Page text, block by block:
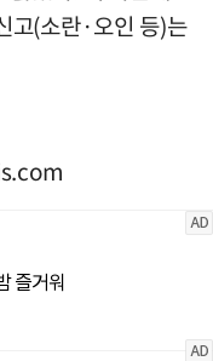
고(소란·오인 등)는